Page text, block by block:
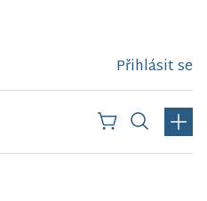
Přihlásit se